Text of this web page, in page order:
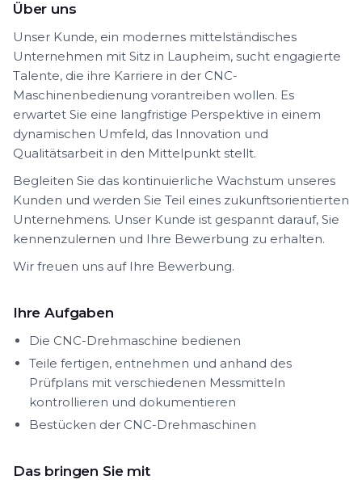
Über uns
Unser Kunde, ein modernes mittelständisches
Unternehmen mit Sitz in Laupheim, sucht engagierte
Talente, die ihre Karriere in der CNC-
Maschinenbedienung vorantreiben wollen. Es
erwartet Sie eine langfristige Perspektive in einem
dynamischen Umfeld, das Innovation und
Qualitätsarbeit in den Mittelpunkt stellt.
Begleiten Sie das kontinuierliche Wachstum unseres
Kunden und werden Sie Teil eines zukunftsorientierten
Unternehmens. Unser Kunde ist gespannt darauf, Sie
kennenzulernen und Ihre Bewerbung zu erhalten.
Wir freuen uns auf Ihre Bewerbung.
Ihre Aufgaben
Die CNC-Drehmaschine bedienen
Teile fertigen, entnehmen und anhand des
Prüfplans mit verschiedenen Messmitteln
kontrollieren und dokumentieren
Bestücken der CNC-Drehmaschinen
Das bringen Sie mit